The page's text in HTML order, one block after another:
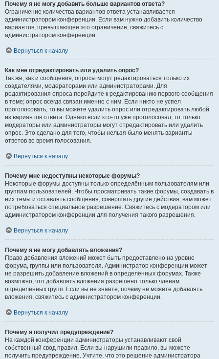
Почему я не могу добавить больше вариантов ответа?
Ограничение количества вариантов ответа устанавливается
администратором конференции. Если вам нужно добавить количество
вариантов, превышающее это ограничение, свяжитесь с
администратором конференции.
Вернуться к началу
Как мне отредактировать или удалить опрос?
Так же, как и сообщения, опросы могут редактироваться только их
создателями, модераторами или администраторами. Для
редактирования опроса перейдите к редактированию первого сообщения
в теме; опрос всегда связан именно с ним. Если никто не успел
проголосовать, то вы можете удалить опрос или отредактировать любой
из вариантов ответа. Однако если кто-то уже проголосовал, то только
модераторы или администраторы могут отредактировать или удалить
опрос. Это сделано для того, чтобы нельзя было менять варианты
ответов во время голосования.
Вернуться к началу
Почему мне недоступны некоторые форумы?
Некоторые форумы доступны только определённым пользователям или
группам пользователей. Чтобы просматривать такие форумы, создавать в
них темы и оставлять сообщения, совершать другие действия, вам может
потребоваться специальное разрешение. Свяжитесь с модератором или
администратором конференции для получения такого разрешения.
Вернуться к началу
Почему я не могу добавлять вложения?
Право добавления вложений может быть предоставлено на уровне
форума, группы или пользователя. Администратор конференции может
не разрешить добавление вложений в определённых форумах. Также
возможно, что добавлять вложения разрешено только членам
определённых групп. Если вы не знаете, почему не можете добавлять
вложения, свяжитесь с администратором конференции.
Вернуться к началу
Почему я получил предупреждение?
На каждой конференции администраторы устанавливают свой
собственный свод правил. Если вы нарушили правило, вы можете
получить предупреждение. Учтите, что это решение администратора